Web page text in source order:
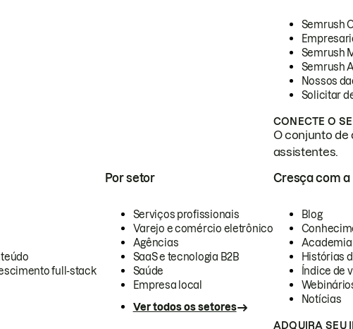
Semrush
Semrush
Semrush
Nossos
Solicitar
CONECTE O
O conjunto de
assistentes.
full-stack
Por setor
Serviços profissionais
Varejo e comércio eletrônico
Agências
SaaS e tecnologia B2B
Saúde
Empresa local
Ver todos os setores
Cresça com a
Blog
Academia
Histórias
Índice de
Notícias
ADQUIRA SEU